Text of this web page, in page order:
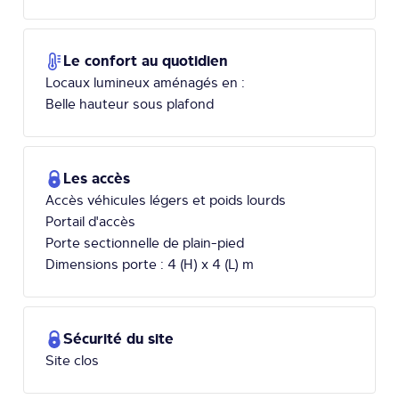
Le confort au quotidien
Locaux lumineux aménagés en :
Belle hauteur sous plafond
Les accès
Accès véhicules légers et poids lourds
Portail d'accès
Porte sectionnelle de plain-pied
Dimensions porte : 4 (H) x 4 (L) m
Sécurité du site
Site clos